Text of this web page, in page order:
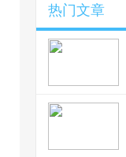
热门文章